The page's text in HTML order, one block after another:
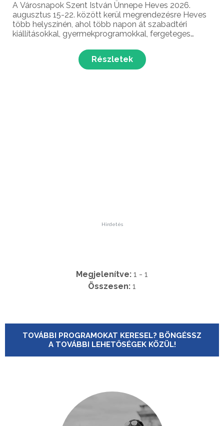
A Városnapok Szent István Ünnepe Heves 2026.
augusztus 15-22. között kerül megrendezésre Heves
több helyszínén, ahol több napon át szabadtéri
kiállításokkal, gyermekprogramokkal, fergeteges
lakóit és a látogatókat. Az államalapítás ünnepére
Részletek
Hirdetés
Megjelenítve: 1 - 1
Összesen: 1
TOVÁBBI PROGRAMOKAT KERESEL? BÖNGÉSSZ
A TOVÁBBI LEHETŐSÉGEK KÖZÜL!